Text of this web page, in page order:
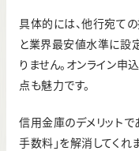
無料
具体的には、他行宛て
と業界最安値水準に設
りません。オンライン
点も魅力です。
信用金庫のデメリットで
手数料」を解消してくれ